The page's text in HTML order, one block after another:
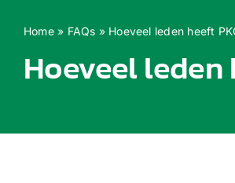
Home» FAQs » Hoeveel leden heeft
Hoeveel leden